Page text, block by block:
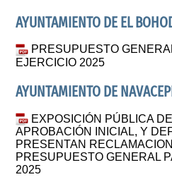
AYUNTAMIENTO DE EL
PRESUPUESTO
EJERCICIO 2025
AYUNTAMIENTO DE
EXPOSICIÓN PÚBLICA
APROBACIÓN INICIAL, Y
PRESENTAN
PRESUPUESTO GENERAL
2025